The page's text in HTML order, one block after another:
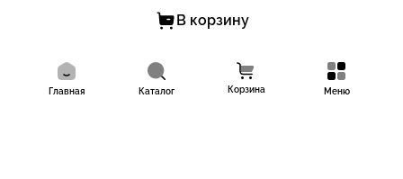
В корзину
Главная Каталог Корзина Меню